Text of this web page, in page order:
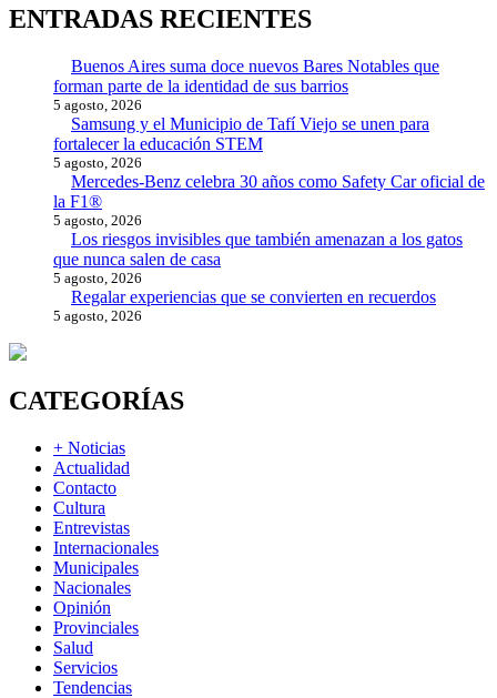
ENTRADAS RECIENTES
Buenos Aires suma doce nuevos Bares Notables que
forman parte de la identidad de sus barrios
5 agosto, 2026
Samsung y el Municipio de Tafí Viejo se unen para
fortalecer la educación STEM
5 agosto, 2026
Mercedes-Benz celebra 30 años como Safety Car oficial de
la F1®
5 agosto, 2026
Los riesgos invisibles que también amenazan a los gatos
que nunca salen de casa
5 agosto, 2026
Regalar experiencias que se convierten en recuerdos
5 agosto, 2026
CATEGORÍAS
+ Noticias
Actualidad
Contacto
Cultura
Entrevistas
Internacionales
Municipales
Nacionales
Opinión
Provinciales
Salud
Servicios
Tendencias